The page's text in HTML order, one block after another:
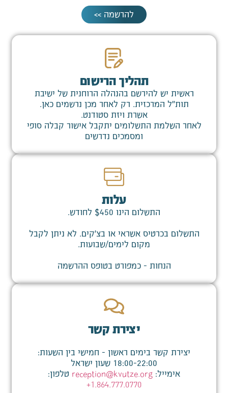
להרשמה >>
תהליך הרישום
ראשית יש להירשם בהנהלה הרוחנית של ישיבת
תות"ל המרכזית. רק לאחר מכן נרשמים כאן.
אשרת ויזת סטודנט.
לאחר השלמת התשלומים יתקבל אישור קבלה סופי
ומסמכים נדרשים
עלות
התשלום הינו $450 לחודש.
התשלום בכרטיס אשראי או בצ'קים. לא ניתן לקבל
מקום לימים/שבועות.
הנחות - כמפורט בטופס ההרשמה
יצירת קשר
יצירת קשר בימים ראשון - חמישי בין השעות:
18:00-22:00 שעון ישראל
אימייל: reception@kvutze.org טלפון:
1.864.777.0770+